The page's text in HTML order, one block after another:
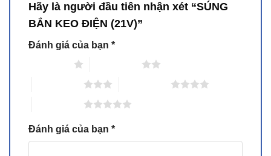
Hãy là người đầu tiên nhận xét “SÚNG
BẮN KEO ĐIỆN (21V)”
Đánh giá của bạn *
Đánh giá của bạn *